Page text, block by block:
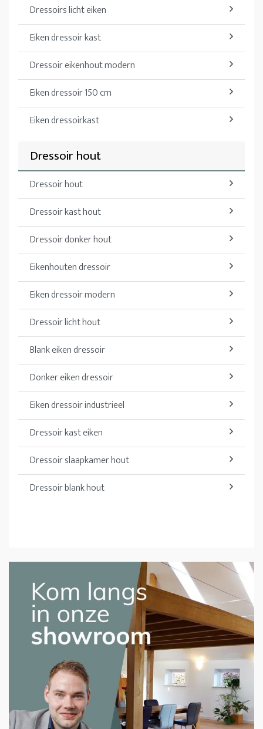
Dressoirs licht eiken
Eiken dressoir kast
Dressoir eikenhout modern
Eiken dressoir 150 cm
Eiken dressoirkast
Dressoir hout
Dressoir hout
Dressoir kast hout
Dressoir donker hout
Eikenhouten dressoir
Eiken dressoir modern
Dressoir licht hout
Blank eiken dressoir
Donker eiken dressoir
Eiken dressoir industrieel
Dressoir kast eiken
Dressoir slaapkamer hout
Dressoir blank hout